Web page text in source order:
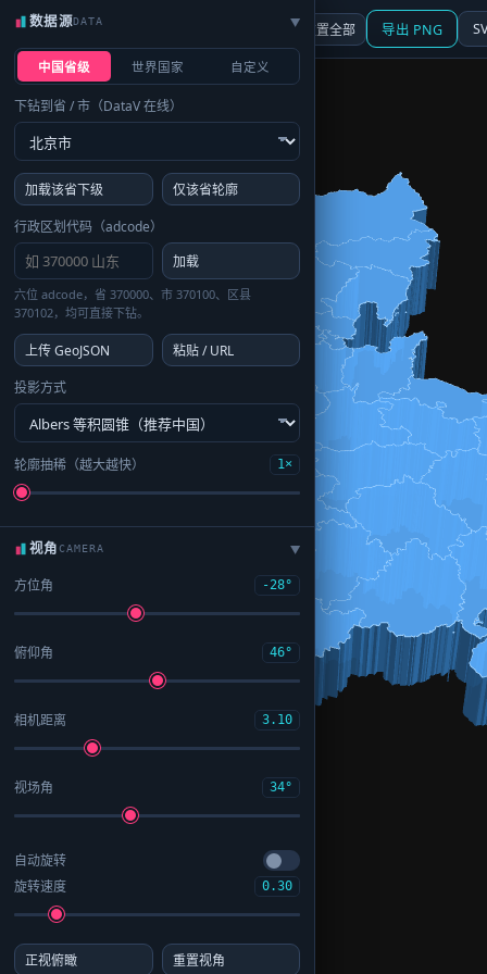
☰ 面板 地图 重置全部 导出 PNG
数据源DATA ▶
中国省级 世界国家 自定义
下钻到省 / 市（DataV 在线）
加载该省下级
仅该省轮廓
行政区划代码（adcode）
加载
六位 adcode，省 370000、市 370100、区县
370102，均可直接下钻。
上传 GeoJSON
粘贴 / URL
投影方式
轮廓抽稀（越大越快） 1×
视角CAMERA ▶
方位角 -28°
俯仰角 46°
相机距离 3.10
视场角 34°
自动旋转
旋转速度
0.30
正视俯瞰 重置视角